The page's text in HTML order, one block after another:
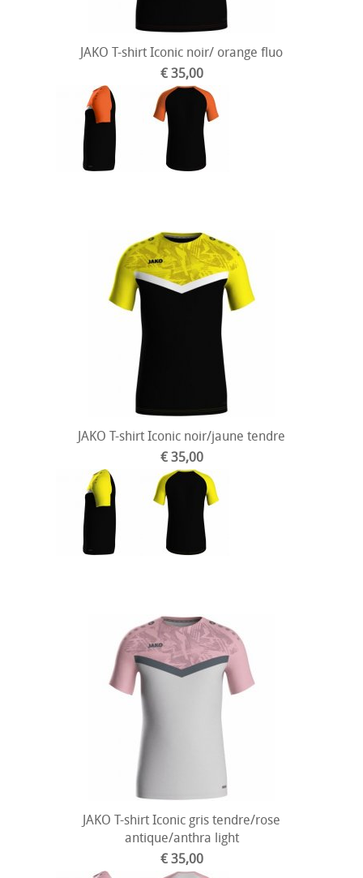
JAKO T-shirt Iconic noir/ orange fluo
€ 35,00
JAKO T-shirt Iconic noir/jaune tendre
€ 35,00
JAKO T-shirt Iconic gris tendre/rose
antique/anthra light
€ 35,00